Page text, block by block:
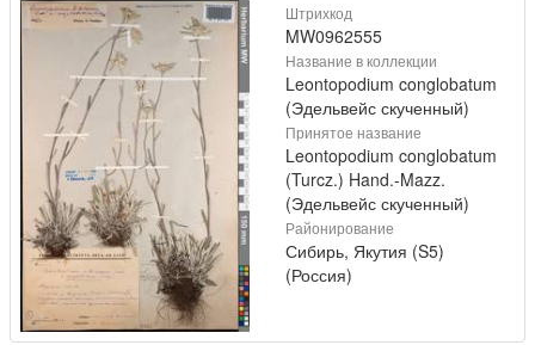
Штрихкод
MW0962555
Название в коллекции
Leontopodium conglobatum
(Эдельвейс скученный)
Принятое название
Leontopodium conglobatum
(Turcz.) Hand.-Mazz.
(Эдельвейс скученный)
Районирование
Сибирь, Якутия (S5)
(Россия)